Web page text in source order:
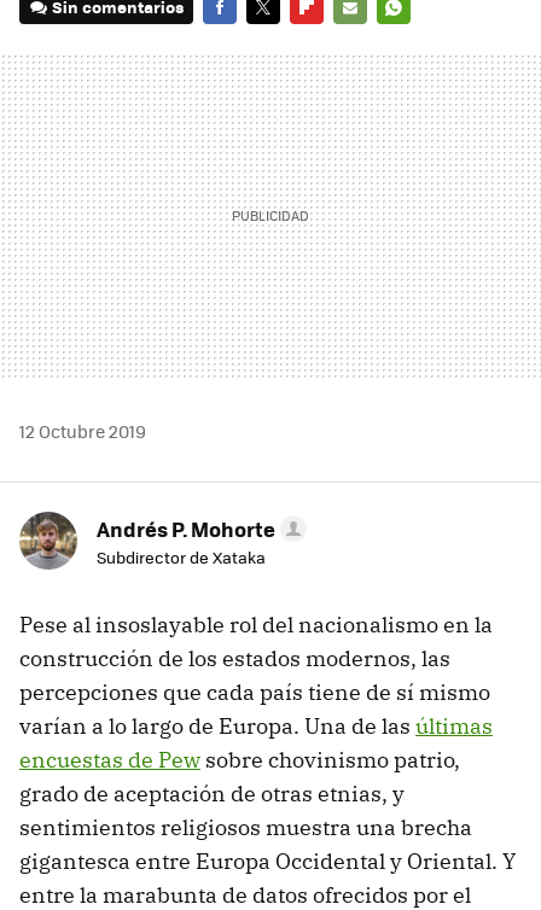
Sin comentarios
MAIL
12 Octubre 2019
Andrés P. Mohorte
Subdirector de Xataka
Pese al insoslayable rol del nacionalismo en la
construcción de los estados modernos, las
percepciones que cada país tiene de sí mismo
varían a lo largo de Europa. Una de las últimas
encuestas de Pew sobre chovinismo patrio,
grado de aceptación de otras etnias, y
sentimientos religiosos muestra una brecha
gigantesca entre Europa Occidental y Oriental. Y
entre la marabunta de datos ofrecidos por el